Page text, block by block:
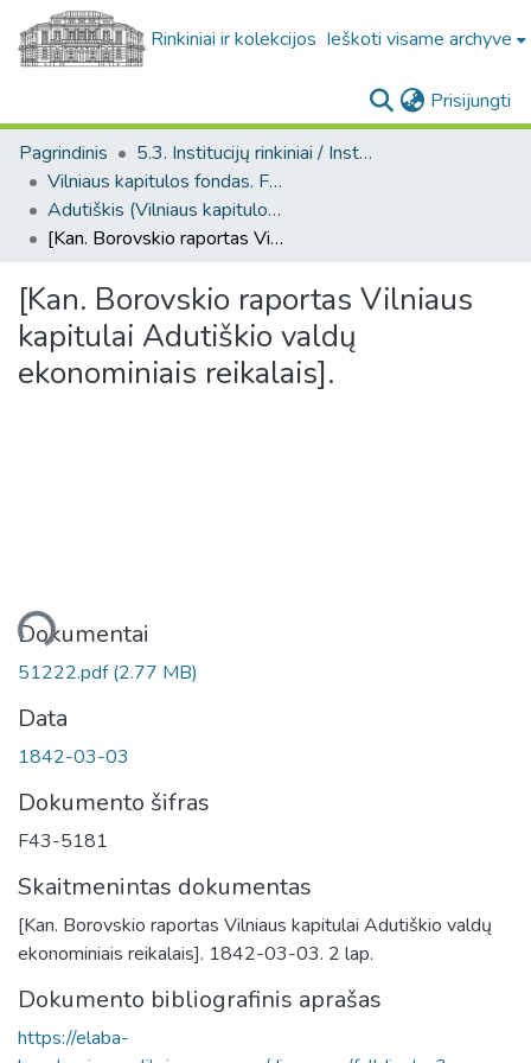
Rinkiniai ir kolekcijos Ieškoti visame archyve
Prisijungti
Pagrindinis
5.3. Institucijų rinkiniai / Institutional collections
Vilniaus kapitulos fondas. F43
Adutiškis (Vilniaus kapitulos fondas. F43. Bažnytinės valdos)
[Kan. Borovskio raportas Vilniaus kapitulai Adutiškio valdų ekonominiais reikalais].
[Kan. Borovskio raportas Vilniaus
kapitulai Adutiškio valdų
ekonominiais reikalais].
Dokumentai
51222.pdf(2.77 MB)
Data
1842-03-03
Dokumento šifras
F43-5181
Skaitmenintas dokumentas
[Kan. Borovskio raportas Vilniaus kapitulai Adutiškio valdų
ekonominiais reikalais]. 1842-03-03. 2 lap.
Dokumento bibliografinis aprašas
https://elaba-